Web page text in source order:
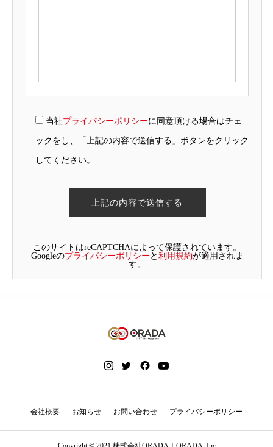
当社プライバシーポリシーに同意頂ける場合はチェ
ックをし、「上記の内容で送信する」ボタンをクリック
してください。
このサイトはreCAPTCHAによって保護されています。
Googleのプライバシーポリシー と 利用規約が適用されま
す。
会社概要 お知らせ お問い合わせ プライバシーポリシー